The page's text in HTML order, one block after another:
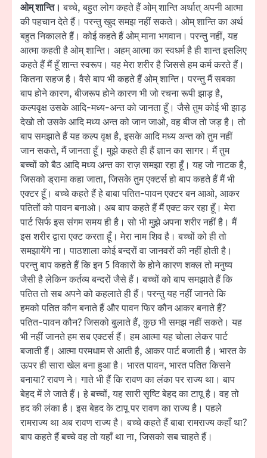
ओम् शान्ति। बच्चे, बहुत लोग कहते हैं ओम् शान्ति अर्थात् अपनी आत्मा
की पहचान देते हैं। परन्तु खुद समझ नहीं सकते। ओम् शान्ति का अर्थ
बहुत निकालते हैं। कोई कहते हैं ओम् माना भगवान। परन्तु नहीं, यह
आत्मा कहती है ओम् शान्ति। अहम् आत्मा का स्वधर्म है ही शान्त इसलिए
कहते हैं मैं हूँ शान्त स्वरूप। यह मेरा शरीर है जिससे हम कर्म करते हैं।
कितना सहज है। वैसे बाप भी कहते हैं ओम् शान्ति। परन्तु मैं सबका
बाप होने कारण, बीजरूप होने कारण भी जो रचना रूपी झाड़ है,
कल्पवृक्ष उसके आदि-मध्य-अन्त को जानता हूँ। जैसे तुम कोई भी झाड़
देखो तो उसके आदि मध्य अन्त को जान जाओ, वह बीज तो जड़ है। तो
बाप समझाते हैं यह कल्प वृक्ष है, इसके आदि मध्य अन्त को तुम नहीं
जान सकते, मैं जानता हूँ। मुझे कहते ही हैं ज्ञान का सागर। मैं तुम
बच्चों को बैठ आदि मध्य अन्त का राज़ समझा रहा हूँ। यह जो नाटक है,
जिसको ड्रामा कहा जाता, जिसके तुम एक्टर्स हो बाप कहते हैं मैं भी
एक्टर हूँ। बच्चे कहते हैं हे बाबा पतित-पावन एक्टर बन आओ, आकर
पतितों को पावन बनाओ। अब बाप कहते हैं मैं एक्ट कर रहा हूँ। मेरा
पार्ट सिर्फ इस संगम समय ही है। सो भी मुझे अपना शरीर नहीं है। मैं
इस शरीर द्वारा एक्ट करता हूँ। मेरा नाम शिव है। बच्चों को ही तो
समझायेंगे ना। पाठशाला कोई बन्दरों वा जानवरों की नहीं होती है।
परन्तु बाप कहते हैं कि इन 5 विकारों के होने कारण शक्ल तो मनुष्य
जैसी है लेकिन कर्तव्य बन्दरों जैसे हैं। बच्चों को बाप समझाते हैं कि
पतित तो सब अपने को कहलाते ही हैं। परन्तु यह नहीं जानते कि
हमको पतित कौन बनाते हैं और पावन फिर कौन आकर बनाते हैं?
पतित-पावन कौन? जिसको बुलाते हैं, कुछ भी समझ नहीं सकते। यह
भी नहीं जानते हम सब एक्टर्स हैं। हम आत्मा यह चोला लेकर पार्ट
बजाती हैं। आत्मा परमधाम से आती है, आकर पार्ट बजाती है। भारत के
ऊपर ही सारा खेल बना हुआ है। भारत पावन, भारत पतित किसने
बनाया? रावण ने। गाते भी हैं कि रावण का लंका पर राज्य था। बाप
बेहद में ले जाते हैं। हे बच्चों, यह सारी सृष्टि बेहद का टापू है। वह तो
हद की लंका है। इस बेहद के टापू पर रावण का राज्य है। पहले
रामराज्य था अब रावण राज्य है। बच्चे कहते हैं बाबा रामराज्य कहाँ था?
बाप कहते हैं बच्चे वह तो यहाँ था ना, जिसको सब चाहते हैं।